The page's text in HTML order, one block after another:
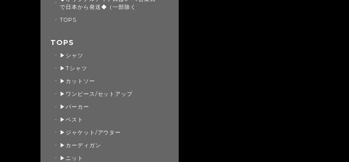
で日本から発送◆（一部除く
TOPS
TOPS
▶シャツ
▶Tシャツ
▶カットソー
▶ワンピース/セットアップ
▶パーカー
▶ベスト
▶ジャケット/アウター
▶カーディガン
▶ニット